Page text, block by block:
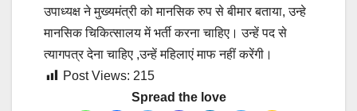
उपाध्यक्ष ने मुख्यमंत्री को मानसिक रुप से बीमार बताया, उन्हे
मानसिक चिकित्सालय में भर्ती करना चाहिए। उन्हें पद से
त्यागपत्र देना चाहिए ,उन्हें महिलाएं माफ नहीं करेंगी।
Post Views: 215
Spread the love